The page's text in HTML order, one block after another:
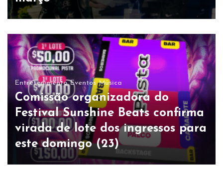
Entretenimento Eventos Música
Comissão organizadora do
Festival Sunshine Beats confirma
virada de lote dos ingressos para
este domingo (23)